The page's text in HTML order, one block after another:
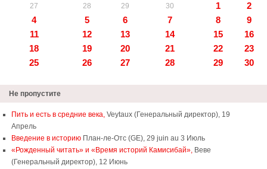
27
28 29 30 1
2
4
5 6 7 8
9
11
12 13 14 15
16
18
19 20 21 22
23
25
26 27 28 29 30
Не пропустите
Пить и есть в средние века, Veytaux (Генеральный директор), 19
Апрель
Введение в историю План-ле-Отс (GE), 29 juin au 3 Июль
«Рожденный читать» и «Время историй Камисибай», Веве
(Генеральный директор), 12 Июнь